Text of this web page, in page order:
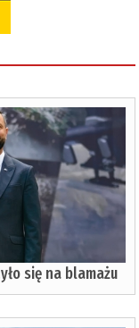
się na blamażu